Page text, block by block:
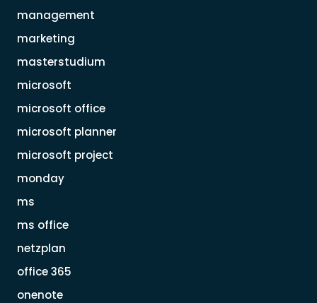
management
marketing
masterstudium
microsoft
microsoft office
microsoft planner
microsoft project
monday
ms
ms office
netzplan
office 365
onenote